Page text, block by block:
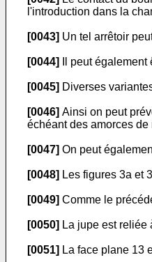
l'introduction dans la
[0043] Un tel arrêtoir
[0044] Il peut
[0045] Diverses
[0046] Ainsi on peut
échéant des amorces
[0047] On peut
[0048] Les figures 3a et
[0049] Comme le
[0050] La jupe est reliée
[0051] La face plane 13